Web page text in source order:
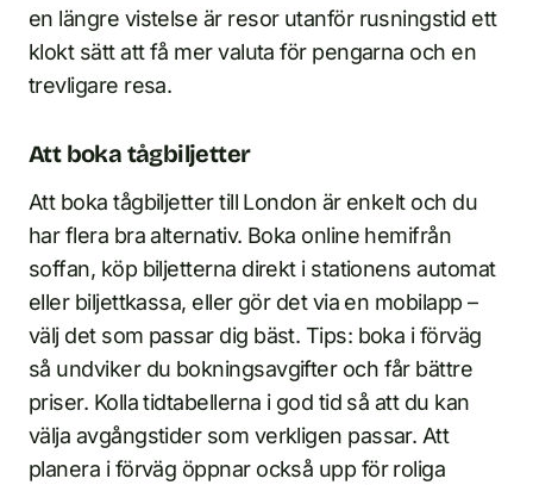
en längre vistelse är resor utanför rusningstid ett
klokt sätt att få mer valuta för pengarna och en
trevligare resa.
Att boka tågbiljetter
Att boka tågbiljetter till London är enkelt och du
har flera bra alternativ. Boka online hemifrån
soffan, köp biljetterna direkt i stationens automat
eller biljettkassa, eller gör det via en mobilapp –
välj det som passar dig bäst. Tips: boka i förväg
så undviker du bokningsavgifter och får bättre
priser. Kolla tidtabellerna i god tid så att du kan
välja avgångstider som verkligen passar. Att
planera i förväg öppnar också upp för roliga